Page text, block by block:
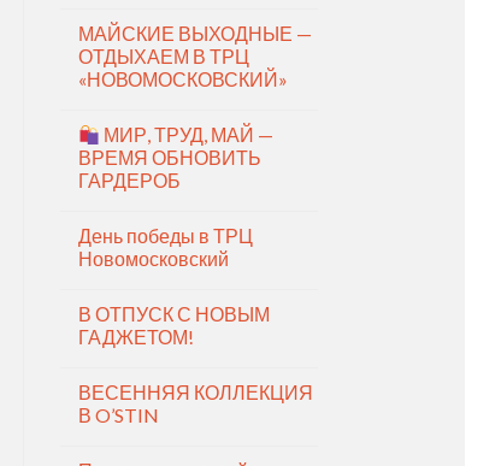
МАЙСКИЕ ВЫХОДНЫЕ —
ОТДЫХАЕМ В ТРЦ
«НОВОМОСКОВСКИЙ»
МИР, ТРУД, МАЙ —
ВРЕМЯ ОБНОВИТЬ
ГАРДЕРОБ
День победы в ТРЦ
Новомосковский
В ОТПУСК С НОВЫМ
ГАДЖЕТОМ!
ВЕСЕННЯЯ КОЛЛЕКЦИЯ
В O’STIN